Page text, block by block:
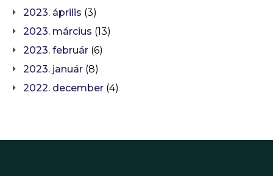
2023. április (3)
2023. március (13)
2023. február (6)
2023. január (8)
2022. december (4)